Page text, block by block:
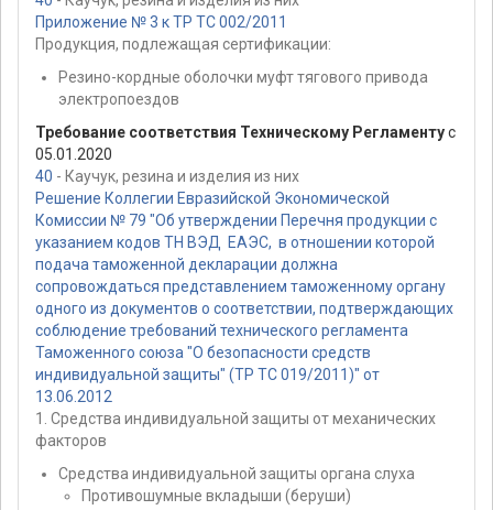
Приложение № 3 к ТР ТС 002/2011
Продукция, подлежащая сертификации:
Резино-кордные оболочки муфт тягового привода
электропоездов
Требование соответствия Техническому Регламентус
05.01.2020
40 - Каучук, резина и изделия из них
Решение Коллегии Евразийской Экономической
Комиссии № 79 "Об утверждении Перечня продукции с
указанием кодов ТН ВЭД ЕАЭС, в отношении которой
подача таможенной декларации должна
сопровождаться представлением таможенному органу
одного из документов о соответствии, подтверждающих
соблюдение требований технического регламента
Таможенного союза "О безопасности средств
индивидуальной защиты" (ТР ТС 019/2011)" от
13.06.2012
1. Средства индивидуальной защиты от механических
факторов
Средства индивидуальной защиты органа слуха
Противошумные вкладыши (беруши)